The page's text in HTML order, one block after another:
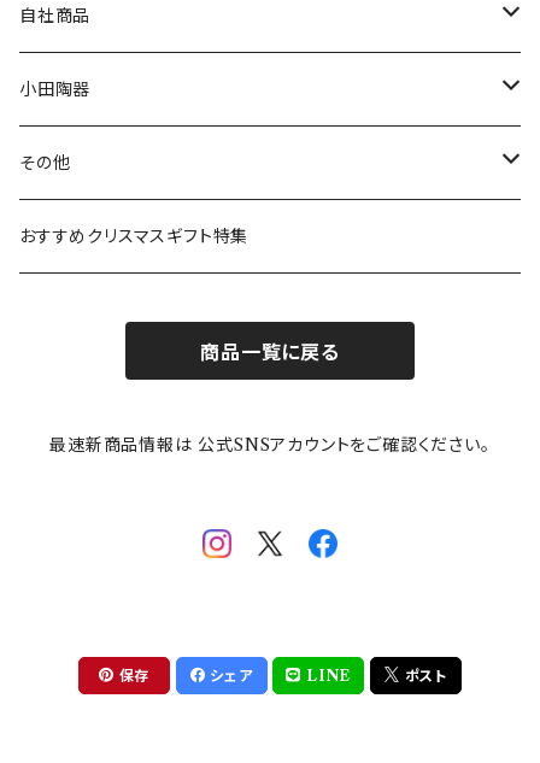
プレート
ボウル
ガラスウェア
カトラリー
80th記念アイテム
リトルミイの日記念アイテム
MOOMIN ANIMATION
スヌーピー
ピーターラビット
ポケットモンスター
mofusand（モフサンド）
mofsand×日比谷花壇
ちびまる子ちゃんandクレヨンしんちゃん
LA AMYS(エミーズ)
LISA LARSON(リサラーソン)
LAURA ASHLEY(ローラ アシュレイ)
Finlayson(フィンレイソン)
HANAE MORI(ハナエモリ)
THE BEATLES(ザ・ビートルズ)
【山加商店×yaeko】migratory bird
自社商品
ねこ企画
Cecera(セセラ)
CELEC(セレック)
隅切り重箱
HAPPY DINING(ハッピーダイニング)
小田陶器
さざなみ
吉祥
メイメイウェア
SoSo(ソソ）
その他
リサイクル食器
おすすめクリスマスギフト特集
商品一覧に戻る
最速新商品情報は 公式SNSアカウントをご確認ください。
保存 シェア LINE ポスト